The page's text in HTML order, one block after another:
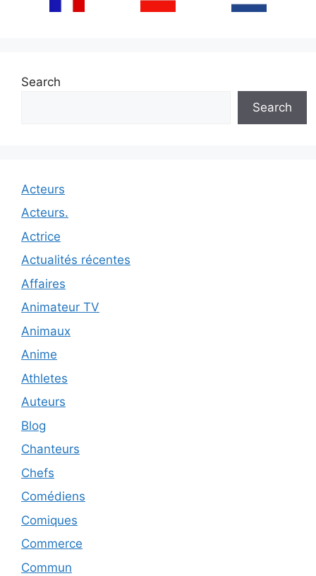
Search
Search
Acteurs
Acteurs.
Actrice
Actualités récentes
Affaires
Animateur TV
Animaux
Anime
Athletes
Auteurs
Blog
Chanteurs
Chefs
Comédiens
Comiques
Commerce
Commun